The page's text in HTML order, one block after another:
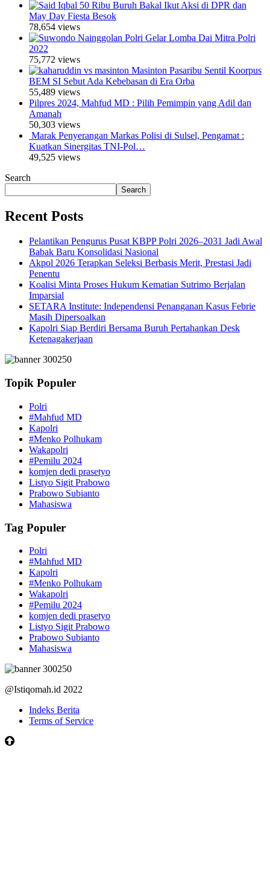
50 Ribu Buruh Bakal Ikut Aksi di DPR dan
May Day Fiesta Besok
78,654 views
Polri Gelar Lomba Dai Mitra Polri
2022
75,772 views
Masinton Pasaribu Sentil Koorpus
BEM SI Sebut Ada Kebebasan di Era Orba
55,489 views
Pilpres 2024, Mahfud MD : Pilih Pemimpin yang Adil dan
Amanah
50,303 views
Marak Penyerangan Markas Polisi di Sulsel, Pengamat :
Kuatkan Sinergitas TNI-Pol…
49,525 views
Search
Search
Recent Posts
Pelantikan Pengurus Pusat KBPP Polri 2026–2031 Jadi Awal
Babak Baru Konsolidasi Nasional
Akpol 2026 Terapkan Seleksi Berbasis Merit, Prestasi Jadi
Penentu
Koalisi Minta Proses Hukum Kematian Sutrimo Berjalan
Imparsial
SETARA Institute: Independensi Penanganan Kasus Febrie
Masih Dipersoalkan
Kapolri Siap Berdiri Bersama Buruh Pertahankan Desk
Ketenagakerjaan
Topik Populer
Polri
#Mahfud MD
Kapolri
#Menko Polhukam
Wakapolri
#Pemilu 2024
komjen dedi prasetyo
Listyo Sigit Prabowo
Prabowo Subianto
Mahasiswa
Tag Populer
Polri
#Mahfud MD
Kapolri
#Menko Polhukam
Wakapolri
#Pemilu 2024
komjen dedi prasetyo
Listyo Sigit Prabowo
Prabowo Subianto
Mahasiswa
@Istiqomah.id 2022
Indeks Berita
Terms of Service